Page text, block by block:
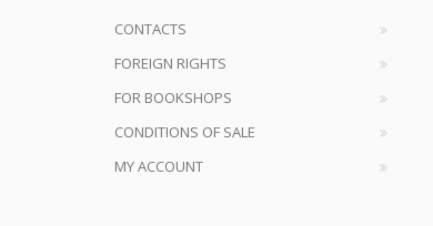
CONTACTS
FOREIGN RIGHTS
FOR BOOKSHOPS
CONDITIONS OF SALE
MY ACCOUNT